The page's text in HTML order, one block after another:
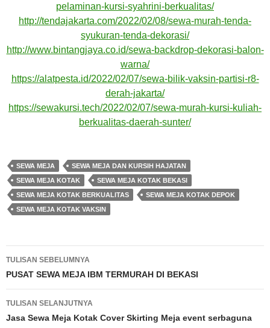
pelaminan-kursi-syahrini-berkualitas/
http://tendajakarta.com/2022/02/08/sewa-murah-tenda-
syukuran-tenda-dekorasi/
http://www.bintangjaya.co.id/sewa-backdrop-dekorasi-balon-
warna/
https://alatpesta.id/2022/02/07/sewa-bilik-vaksin-partisi-r8-
derah-jakarta/
https://sewakursi.tech/2022/02/07/sewa-murah-kursi-kuliah-
berkualitas-daerah-sunter/
SEWA MEJA
SEWA MEJA DAN KURSIH HAJATAN
SEWA MEJA KOTAK
SEWA MEJA KOTAK BEKASI
SEWA MEJA KOTAK BERKUALITAS
SEWA MEJA KOTAK DEPOK
SEWA MEJA KOTAK VAKSIN
Navigasi
Tulisan
TULISAN SEBELUMNYA
PUSAT SEWA MEJA IBM TERMURAH DI BEKASI
TULISAN SELANJUTNYA
Jasa Sewa Meja Kotak Cover Skirting Meja event serbaguna